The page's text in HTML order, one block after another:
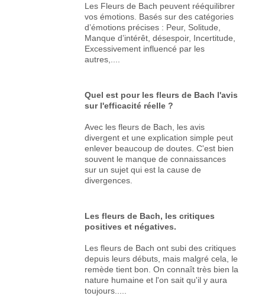
Les Fleurs de Bach peuvent rééquilibrer
vos émotions. Basés sur des catégories
d’émotions précises : Peur, Solitude,
Manque d’intérêt, désespoir, Incertitude,
Excessivement influencé par les
autres,....
Quel est pour les fleurs de Bach l'avis
sur l'efficacité réelle ?
Avec les fleurs de Bach, les avis
divergent et une explication simple peut
enlever beaucoup de doutes. C'est bien
souvent le manque de connaissances
sur un sujet qui est la cause de
divergences.
Les fleurs de Bach, les critiques
positives et négatives.
Les fleurs de Bach ont subi des critiques
depuis leurs débuts, mais malgré cela, le
remède tient bon. On connaît très bien la
nature humaine et l'on sait qu'il y aura
toujours.....